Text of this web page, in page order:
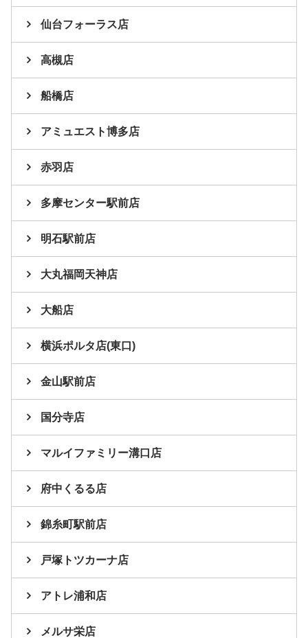
仙台フォーラス店
高槻店
船橋店
アミュエスト博多店
赤羽店
多摩センター駅前店
明石駅前店
大丸福岡天神店
大船店
横浜ポルタ店(東口)
金山駅前店
国分寺店
マルイファミリー溝口店
府中くるる店
錦糸町駅前店
戸塚トツカーナ店
アトレ浦和店
メルサ栄店